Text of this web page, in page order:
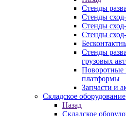
Стенды
Стенды
Стенды
Стенды
Стенды
грузовых
Поворотные
платформы
Запчасти и
Складское оборудование
Назад
Складское